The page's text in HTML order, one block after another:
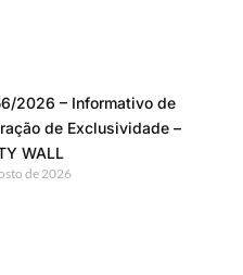
2026 – Informativo de
de Exclusividade –
WALL
de 2026